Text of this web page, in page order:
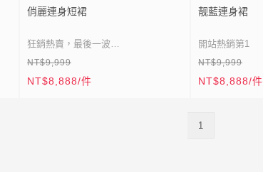
俏麗連身短裙
狂銷熱賣，最後一波
休閒、工作皆適宜
最後30件，敬請把握
NT$9,999
NT$8,888/件
靓藍連身裙
開站熱銷第1
NT$9,999
NT$8,888/件
1